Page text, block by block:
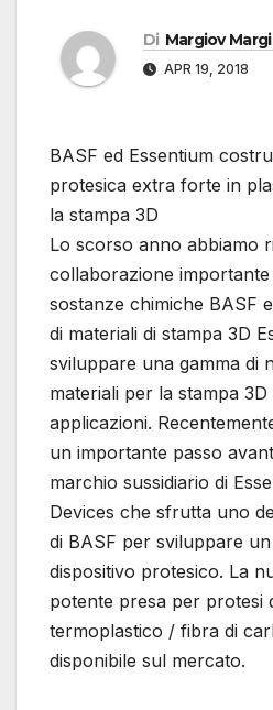
Di Margiov
APR 19, 2018
BASF ed Essentium
protesica extra forte in
la stampa 3D
Lo scorso anno abbiamo
collaborazione
sostanze chimiche BASF
di materiali di stampa 3D
sviluppare una gamma di
materiali per la stampa 3D
applicazioni.
un importante passo
marchio sussidiario di
Devices che sfrutta uno
di BASF per sviluppare
dispositivo protesico. La
potente presa per protesi
termoplastico / fibra di
disponibile sul mercato.